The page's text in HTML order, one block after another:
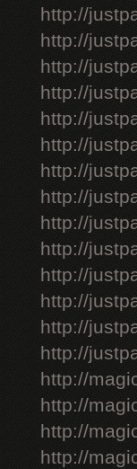
http://
http://
http://
http://
http://
http://
http://
http://
http://
http://
http://
http://
http://
http://
http://
http://
http://
http://